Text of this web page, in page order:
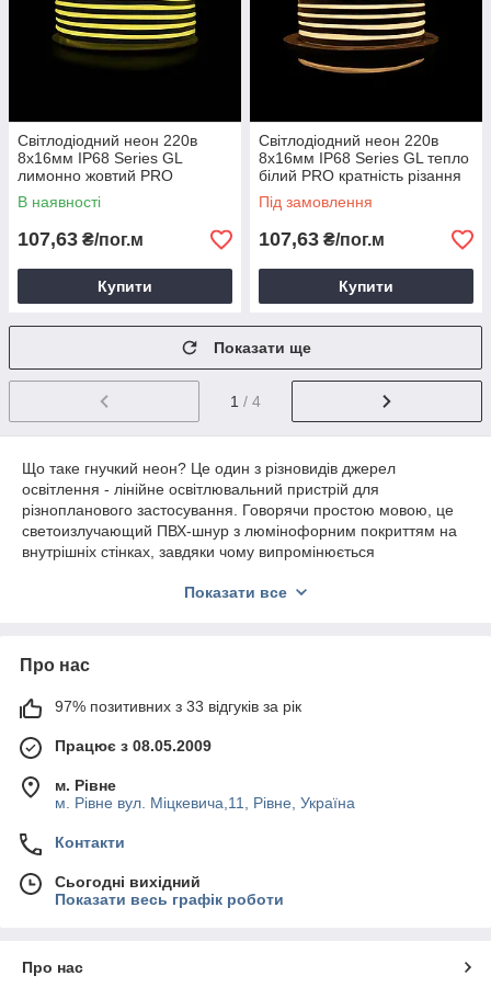
Світлодіодний неон 220в
8х16мм IP68 Series GL
лимонно жовтий PRO
кратність різання 1м Prolum
160033
В наявності
107,63 ₴/пог.м
Купити
Світлодіодний неон 220в
8х16мм IP68 Series GL тепло
білий PRO кратність різання
1м Prolum 160001
Під замовлення
107,63 ₴/пог.м
Купити
Показати ще
1 / 4
Що таке гнучкий неон? Це один з різновидів джерел
освітлення - лінійне освітлювальний пристрій для
різнопланового застосування. Говорячи простою мовою, це
светоизлучающий ПВХ-шнур з люмінофорним покриттям на
внутрішніх стінках, завдяки чому випромінюється
пристрою досить велика:
контурна архітектурна підсвітка;
ландшафтний дизайн;
декоративне підсвічування торгових приміщень для
залучення клієнтів;
Область застосування обмежена лише вашою фантазією.
Неонова стрічка буде ефектно виглядати для підсвічування
але і всі необхідні аксесуари для його монтажу та
Показати все
Про нас
97% позитивних з 33 відгуків за рік
Працює з 08.05.2009
м. Рівне
м. Рівне вул. Міцкевича,11, Рівне, Україна
Контакти
Сьогодні вихідний
Показати весь графік роботи
Про нас